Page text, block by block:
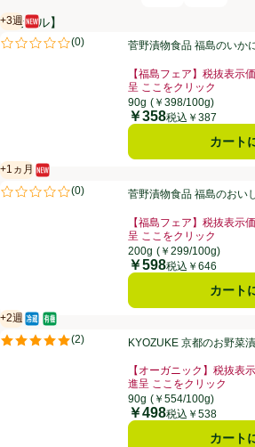
商品リスト
【セール】
菅野漬物食品 福島のいかにんじん 90g
+3週
賞味・消費期限保証：3週間
新商品
(0)
評価は0件のレビューで5点中0.0点。
菅野漬物食品 福島のいか
【福島フェア】税抜表示
呈 ここをクリック
お買い得品名：【福島フ
90g (￥398/100g)
価格
￥358税込￥387
カート
菅野漬物食品 福島のおいしい相馬きゅうり
+1ヵ月
賞味・消費期限保証：1ヵ月
新商品
(0)
評価は0件のレビューで5点中0.0点。
菅野漬物食品 福島のおい
【福島フェア】税抜表示
呈 ここをクリック
お買い得品名：【福島フ
200g (￥299/100g)
価格
￥598税込￥646
カート
KYOZUKE 京都のお野菜漬け 有機京菜しば
+2週
賞味・消費期限保証：2週間
冷蔵食品
オーガニック/有機
(2)
評価は2件のレビューで5点中5.0点。
KYOZUKE 京都のお野菜
【オーガニック】税抜表
進呈 ここをクリック
お買い得品名：【オーガ
90g (￥554/100g)
価格
￥498税込￥538
カート